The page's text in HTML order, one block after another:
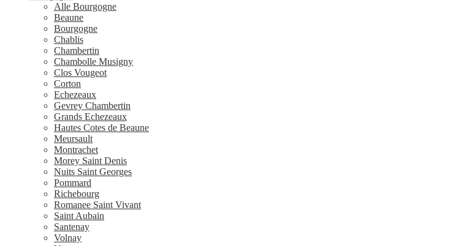
Alle Bourgogne
Beaune
Bourgogne
Chablis
Chambertin
Chambolle Musigny
Clos Vougeot
Corton
Echezeaux
Gevrey Chambertin
Grands Echezeaux
Hautes Cotes de Beaune
Meursault
Montrachet
Morey Saint Denis
Nuits Saint Georges
Pommard
Richebourg
Romanee Saint Vivant
Saint Aubain
Santenay
Volnay